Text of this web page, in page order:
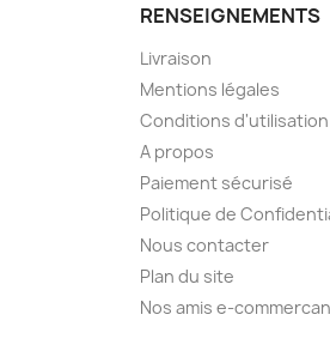
RENSEIGNEMENTS
Livraison
Mentions légales
Conditions d'utilisation
A propos
Paiement sécurisé
Politique de
Nous contacter
Plan du site
Nos amis e-